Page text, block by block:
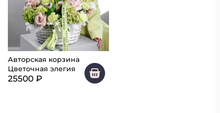
Авторская корзина
Цветочная элегия
25500 ₽